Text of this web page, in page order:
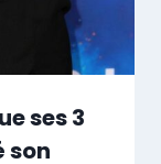
ses 3
son